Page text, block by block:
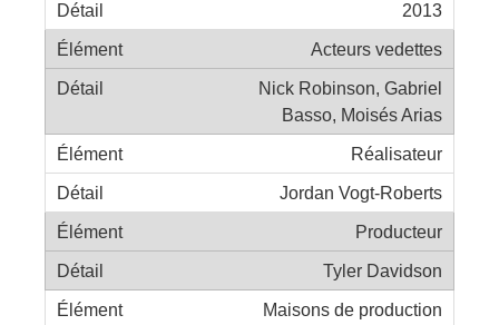
2013
Acteurs vedettes
Nick Robinson, Gabriel
Basso, Moisés Arias
Réalisateur
Jordan Vogt-Roberts
Producteur
Tyler Davidson
Maisons de production